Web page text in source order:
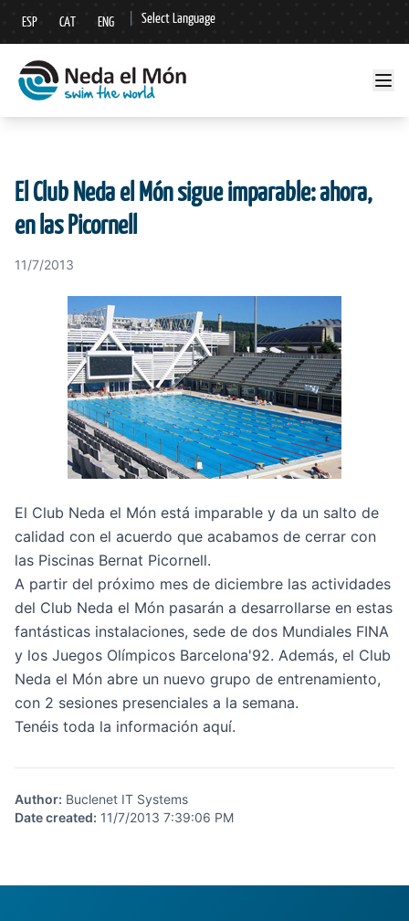
ESP CAT ENG Select Language
▼
El Club Neda el Món sigue imparable: ahora,
en las Picornell
11/7/2013
El Club Neda el Món está imparable y da un salto de
calidad con el acuerdo que acabamos de cerrar con
las Piscinas Bernat Picornell.
A partir del próximo mes de diciembre las actividades
del Club Neda el Món pasarán a desarrollarse en estas
fantásticas instalaciones, sede de dos Mundiales FINA
y los Juegos Olímpicos Barcelona'92. Además, el Club
Neda el Món abre un nuevo grupo de entrenamiento,
con 2 sesiones presenciales a la semana.
Tenéis toda la información aquí.
Author: Buclenet IT Systems
Date created: 11/7/2013 7:39:06 PM